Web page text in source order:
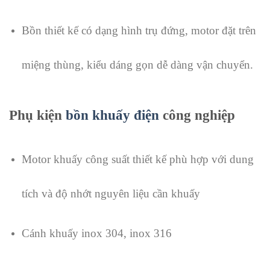
Bồn thiết kế có dạng hình trụ đứng, motor đặt trên
miệng thùng, kiểu dáng gọn dễ dàng vận chuyển.
Phụ kiện bồn khuấy điện công nghiệp
Motor khuấy công suất thiết kế phù hợp với dung
tích và độ nhớt nguyên liệu cần khuấy
Cánh khuấy inox 304, inox 316